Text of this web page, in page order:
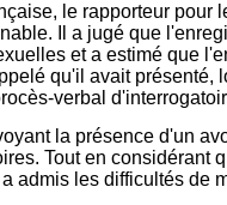
le rapporteur
Il a jugé que
et a estimé que
qu'il avait présenté,
verbal
la présence d'un
Tout en considérant
admis les difficultés de